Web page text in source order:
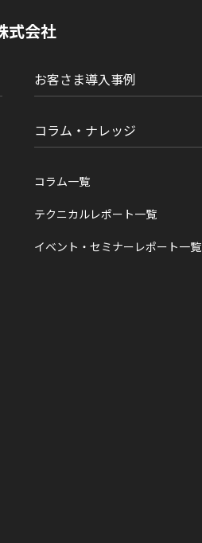
式会社
お客さま導入事例
コラム・ナレッジ
コラム一覧
テクニカルレポート一覧
イベント・セミナーレポート一覧